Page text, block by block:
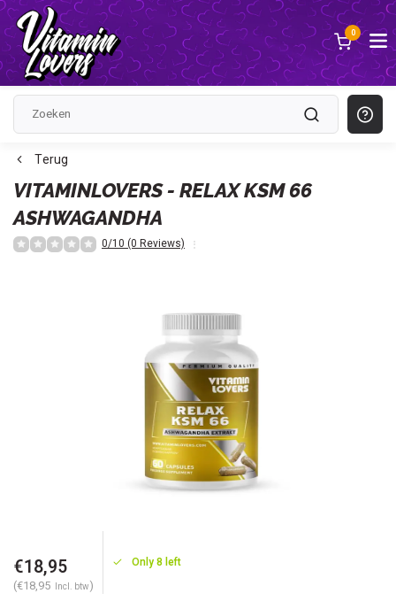
0
Terug
VITAMINLOVERS - RELAX KSM 66
ASHWAGANDHA
0/10 (0 Reviews)
€18,95
(€18,95 Incl. btw)
Only 8 left